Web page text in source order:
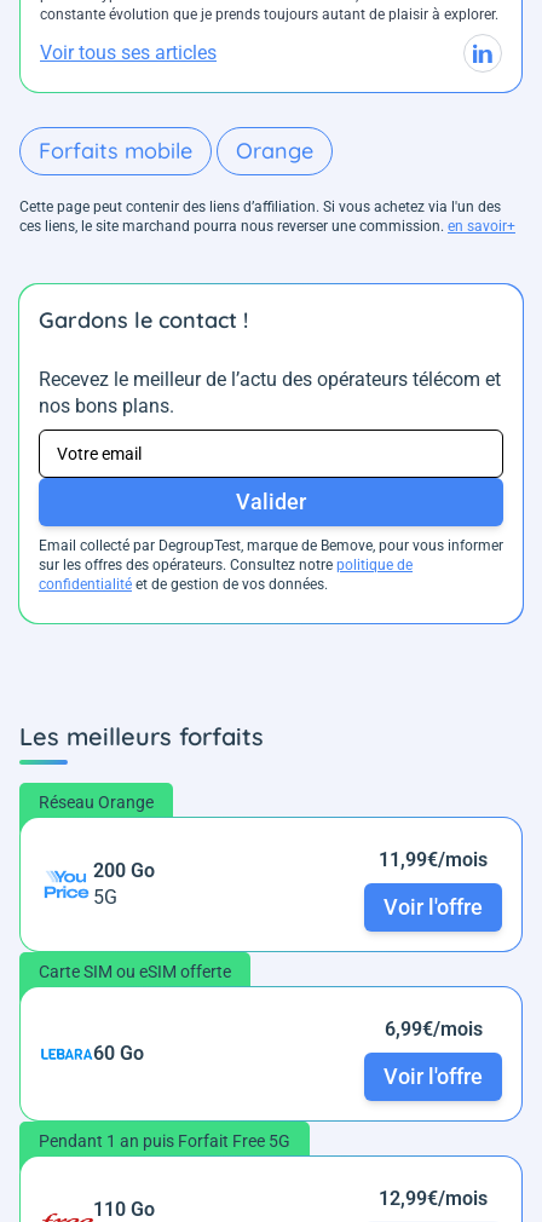
constante évolution que je prends toujours autant de plaisir à explorer.
Voir tous ses articles
Forfaits mobile Orange
Cette page peut contenir des liens d’affiliation. Si vous achetez via l'un des
ces liens, le site marchand pourra nous reverser une commission. en savoir+
Gardons le contact !
Recevez le meilleur de l’actu des opérateurs télécom et
nos bons plans.
Valider
Email collecté par DegroupTest, marque de Bemove, pour vous informer
sur les offres des opérateurs. Consultez notre politique de
confidentialité et de gestion de vos données.
Les meilleurs forfaits
Réseau Orange
200 Go
5G
11,99€/mois
Voir l'offre
Carte SIM ou eSIM offerte
60 Go
6,99€/mois
Voir l'offre
Pendant 1 an puis Forfait Free 5G
110 Go
12,99€/mois